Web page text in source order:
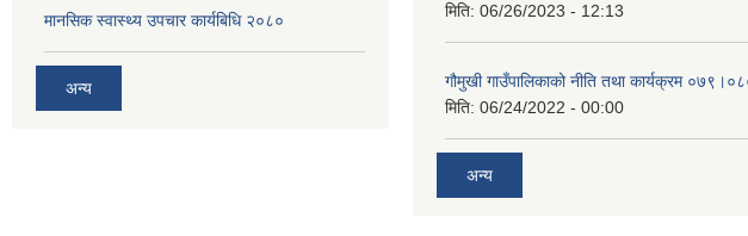
मानसिक स्वास्थ्य उपचार कार्यबिधि २०८०
अन्य
मिति: 06/26/2023 - 12:13
गौमुखी गाउँपालिकाको नीति तथा कार्यक्रम
मिति: 06/24/2022 - 00:00
अन्य